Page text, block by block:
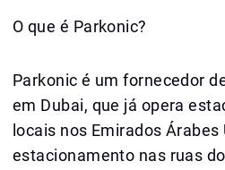
O que é Parkonic?
Parkonic é um fornecedor
em Dubai, que já opera
locais nos Emirados
estacionamento nas ruas